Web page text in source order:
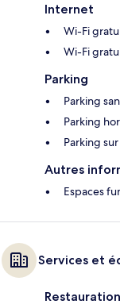
Internet
Wi-Fi
Wi-Fi
Parking
Parking
Parking
Parking
Autres
Espaces
Services et
Restauration